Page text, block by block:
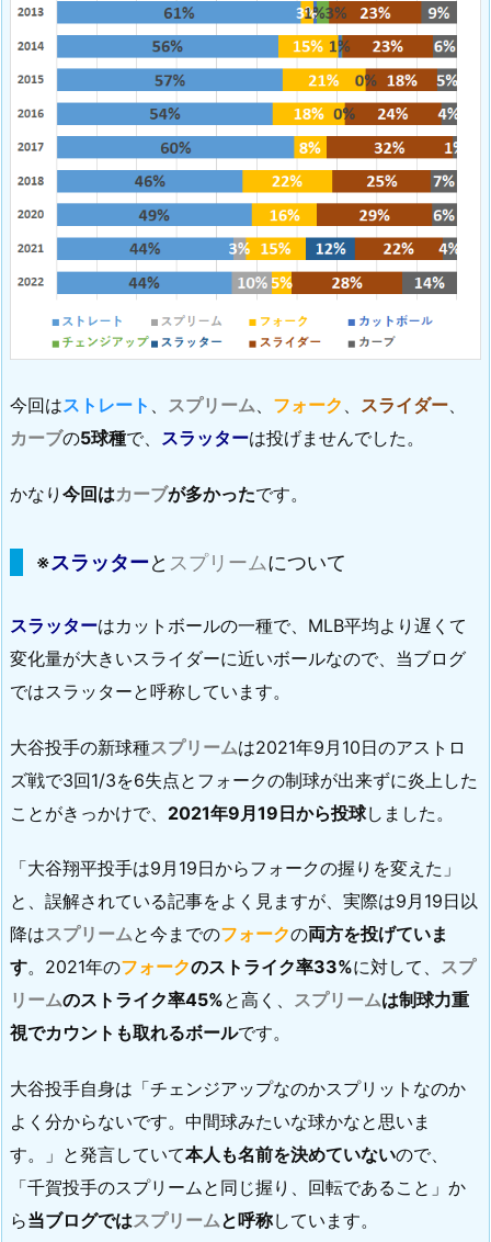
今回はストレート 、 スプリーム、 フォーク 、 スライダー、
カーブの5球種で、 スラッターは投げませんでした。
かなり 今回はカーブが多かったです。
※スラッターと スプリームについて
スラッターはカットボールの一種で、MLB平均より遅くて
変化量が大きいスライダーに近いボールなので、当ブログ
ではスラッターと呼称しています。
大谷投手の新球種スプリームは2021年9月10日のアストロ
ズ戦で3回1/3を6失点とフォークの制球が出来ずに炎上した
ことがきっかけで、 2021年9月19日から投球しました。
「大谷翔平投手は9月19日からフォークの握りを変えた」
と、誤解されている記事をよく見ますが、実際は9月19日以
降はスプリームと今までのフォークの両方を投げていま
す。2021年のフォークのストライク率33%に対して、 スプ
リームのストライク率45%と高く、 スプリームは制球力重
視でカウントも取れるボールです。
大谷投手自身は「チェンジアップなのかスプリットなのか
よく分からないです。中間球みたいな球かなと思いま
す。」と発言していて本人も名前を決めていないので、
「千賀投手のスプリームと同じ握り、回転であること」か
ら当ブログではスプリームと呼称しています。